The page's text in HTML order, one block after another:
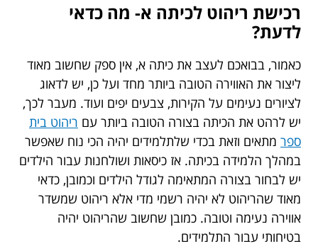
רכישת ריהוט לכיתה א- מה כדאי
לדעת?
כאמור, בבואכם לעצב את כיתה א, אין ספק שחשוב מאוד
ליצור את האווירה הטובה ביותר מחד ועל כן, יש לדאוג
לציורים נעימים על הקירות, צבעים יפים ועוד. מעבר לכך,
יש לרהט את הכיתה בצורה הטובה ביותר עם ריהוט בית
ספר מתאים וזאת בכדי שלתלמידים יהיה הכי נוח שאפשר
במהלך הלמידה בכיתה. אז כיסאות ושולחנות עבור הילדים
יש לבחור בצורה המתאימה לגודל הילדים וכמובן, כדאי
מאוד שהריהוט לא יהיה רשמי מדי אלא ריהוט שמשדר
אווירה נעימה וטובה. כמובן שחשוב שהריהוט יהיה
בטיחותי עבור התלמידים.